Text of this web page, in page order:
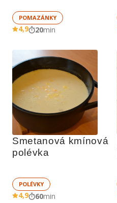
POMAZÁNKY
4,9 20min
Smetanová kmínová
polévka
POLÉVKY
4,9 60min